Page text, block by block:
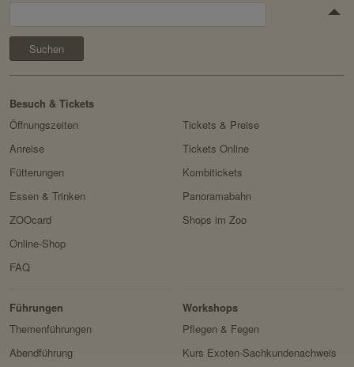
Besuch & Tickets
Öffnungszeiten
Anreise
Fütterungen
Essen & Trinken
ZOOcard
Tickets & Preise
Tickets Online
Kombitickets
Panoramabahn
Shops im Zoo
Online-Shop
FAQ
Zoo
Führungen
Themenführungen
Abendführung
Workshops
Pflegen & Fegen
Kurs Exoten-Sachkundenachweis
&
Forschung